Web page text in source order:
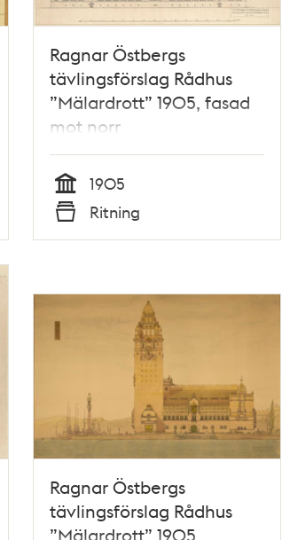
Ragnar Östbergs
tävlingsförslag Rådhus
”Mälardrott” 1905, fasad
mot norr
Tid
1905
Typ
Ritning
Ragnar Östbergs
tävlingsförslag Rådhus
”Mälardrott” 1905,